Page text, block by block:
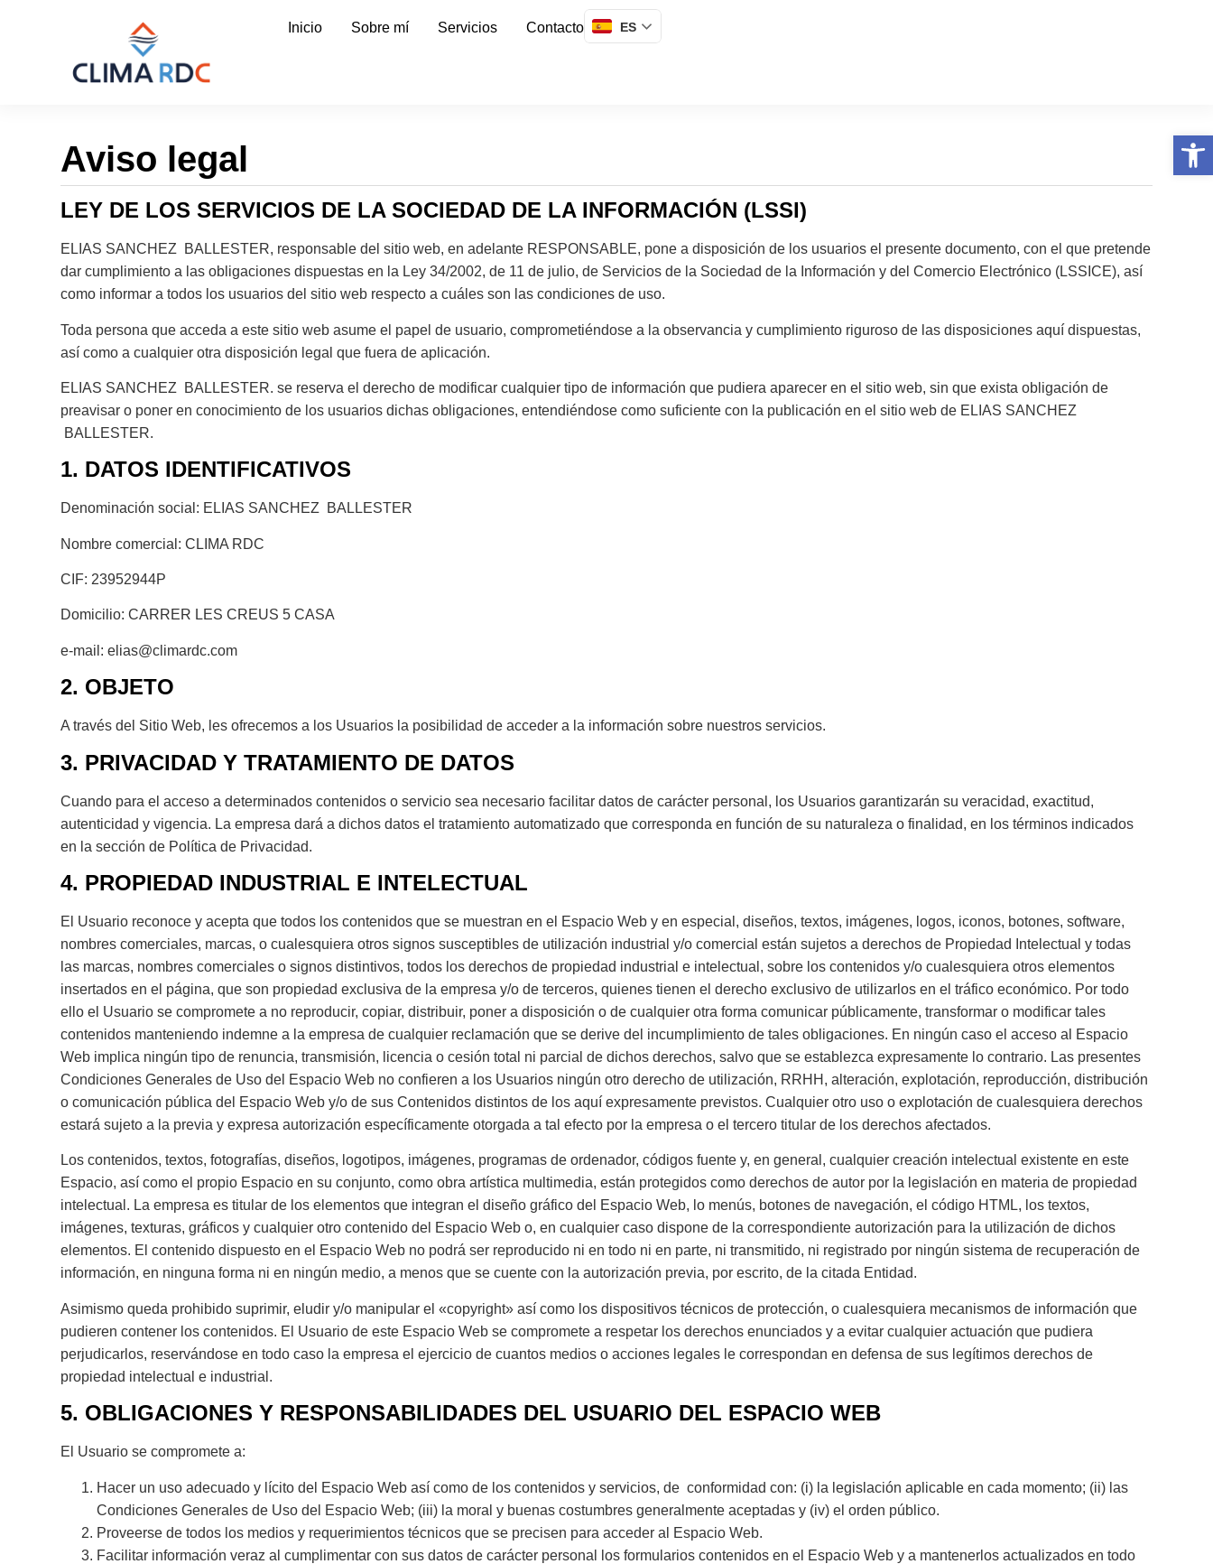
Abrir
Inicio Sobre mí Servicios Contacto ES
Aviso legal
LEY DE LOS SERVICIOS DE LA SOCIEDAD DE LA INFORMACIÓN (LSSI)
ELIAS SANCHEZ BALLESTER, responsable del sitio web, en adelante RESPONSABLE, pone a disposición de los usuarios el presente documento, con el que pretende
dar cumplimiento a las obligaciones dispuestas en la Ley 34/2002, de 11 de julio, de Servicios de la Sociedad de la Información y del Comercio Electrónico (LSSICE), así
como informar a todos los usuarios del sitio web respecto a cuáles son las condiciones de uso.
Toda persona que acceda a este sitio web asume el papel de usuario, comprometiéndose a la observancia y cumplimiento riguroso de las disposiciones aquí dispuestas,
así como a cualquier otra disposición legal que fuera de aplicación.
ELIAS SANCHEZ BALLESTER. se reserva el derecho de modificar cualquier tipo de información que pudiera aparecer en el sitio web, sin que exista obligación de
preavisar o poner en conocimiento de los usuarios dichas obligaciones, entendiéndose como suficiente con la publicación en el sitio web de ELIAS SANCHEZ
BALLESTER.
1. DATOS IDENTIFICATIVOS
Denominación social: ELIAS SANCHEZ BALLESTER
Nombre comercial: CLIMA RDC
CIF: 23952944P
Domicilio: CARRER LES CREUS 5 CASA
e-mail:elias@climardc.com
2. OBJETO
A través del Sitio Web, les ofrecemos a los Usuarios la posibilidad de acceder a la información sobre nuestros servicios.
3. PRIVACIDAD Y TRATAMIENTO DE DATOS
Cuando para el acceso a determinados contenidos o servicio sea necesario facilitar datos de carácter personal, los Usuarios garantizarán su veracidad, exactitud,
autenticidad y vigencia. La empresa dará a dichos datos el tratamiento automatizado que corresponda en función de su naturaleza o finalidad, en los términos indicados
en la sección de Política de Privacidad.
4. PROPIEDAD INDUSTRIAL E INTELECTUAL
El Usuario reconoce y acepta que todos los contenidos que se muestran en el Espacio Web y en especial, diseños, textos, imágenes, logos, iconos, botones, software,
nombres comerciales, marcas, o cualesquiera otros signos susceptibles de utilización industrial y/o comercial están sujetos a derechos de Propiedad Intelectual y todas
las marcas, nombres comerciales o signos distintivos, todos los derechos de propiedad industrial e intelectual, sobre los contenidos y/o cualesquiera otros elementos
insertados en el página, que son propiedad exclusiva de la empresa y/o de terceros, quienes tienen el derecho exclusivo de utilizarlos en el tráfico económico. Por todo
ello el Usuario se compromete a no reproducir, copiar, distribuir, poner a disposición o de cualquier otra forma comunicar públicamente, transformar o modificar tales
contenidos manteniendo indemne a la empresa de cualquier reclamación que se derive del incumplimiento de tales obligaciones. En ningún caso el acceso al Espacio
Web implica ningún tipo de renuncia, transmisión, licencia o cesión total ni parcial de dichos derechos, salvo que se establezca expresamente lo contrario. Las presentes
Condiciones Generales de Uso del Espacio Web no confieren a los Usuarios ningún otro derecho de utilización, RRHH, alteración, explotación, reproducción, distribución
o comunicación pública del Espacio Web y/o de sus Contenidos distintos de los aquí expresamente previstos. Cualquier otro uso o explotación de cualesquiera derechos
estará sujeto a la previa y expresa autorización específicamente otorgada a tal efecto por la empresa o el tercero titular de los derechos afectados.
Los contenidos, textos, fotografías, diseños, logotipos, imágenes, programas de ordenador, códigos fuente y, en general, cualquier creación intelectual existente en este
Espacio, así como el propio Espacio en su conjunto, como obra artística multimedia, están protegidos como derechos de autor por la legislación en materia de propiedad
intelectual. La empresa es titular de los elementos que integran el diseño gráfico del Espacio Web, lo menús, botones de navegación, el código HTML, los textos,
imágenes, texturas, gráficos y cualquier otro contenido del Espacio Web o, en cualquier caso dispone de la correspondiente autorización para la utilización de dichos
elementos. El contenido dispuesto en el Espacio Web no podrá ser reproducido ni en todo ni en parte, ni transmitido, ni registrado por ningún sistema de recuperación de
información, en ninguna forma ni en ningún medio, a menos que se cuente con la autorización previa, por escrito, de la citada Entidad.
Asimismo queda prohibido suprimir, eludir y/o manipular el «copyright» así como los dispositivos técnicos de protección, o cualesquiera mecanismos de información que
pudieren contener los contenidos. El Usuario de este Espacio Web se compromete a respetar los derechos enunciados y a evitar cualquier actuación que pudiera
perjudicarlos, reservándose en todo caso la empresa el ejercicio de cuantos medios o acciones legales le correspondan en defensa de sus legítimos derechos de
propiedad intelectual e industrial.
5. OBLIGACIONES Y RESPONSABILIDADES DEL USUARIO DEL ESPACIO WEB
El Usuario se compromete a:
Hacer un uso adecuado y lícito del Espacio Web así como de los contenidos y servicios, de conformidad con: (i) la legislación aplicable en cada momento; (ii) las
Condiciones Generales de Uso del Espacio Web; (iii) la moral y buenas costumbres generalmente aceptadas y (iv) el orden público.
Proveerse de todos los medios y requerimientos técnicos que se precisen para acceder al Espacio Web.
Facilitar información veraz al cumplimentar con sus datos de carácter personal los formularios contenidos en el Espacio Web y a mantenerlos actualizados en todo